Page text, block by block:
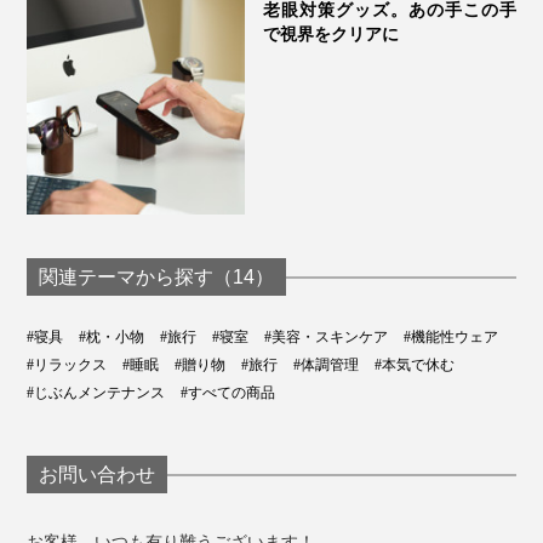
老眼対策グッズ。あの手この手
で視界をクリアに
関連テーマから探す（14）
#寝具 #枕・小物 #旅行 #寝室 #美容・スキンケア
#機能性ウェア
#リラックス
#睡眠 #贈り物 #旅行 #体調管理
#本気で休む
#じぶんメンテナンス
#すべての商品
お問い合わせ